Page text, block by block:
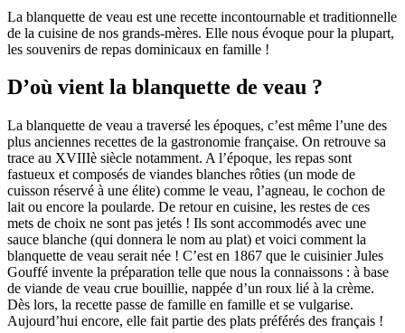
La blanquette de veau est une recette incontournable et traditionnelle
de la cuisine de nos grands-mères. Elle nous évoque pour la plupart,
les souvenirs de repas dominicaux en famille !
D’où vient la blanquette de veau ?
La blanquette de veau a traversé les époques, c’est même l’une des
plus anciennes recettes de la gastronomie française. On retrouve sa
trace au XVIIIè siècle notamment. A l’époque, les repas sont
fastueux et composés de viandes blanches rôties (un mode de
cuisson réservé à une élite) comme le veau, l’agneau, le cochon de
lait ou encore la poularde. De retour en cuisine, les restes de ces
mets de choix ne sont pas jetés ! Ils sont accommodés avec une
sauce blanche (qui donnera le nom au plat) et voici comment la
blanquette de veau serait née ! C’est en 1867 que le cuisinier Jules
Gouffé invente la préparation telle que nous la connaissons : à base
de viande de veau crue bouillie, nappée d’un roux lié à la crème.
Dès lors, la recette passe de famille en famille et se vulgarise.
Aujourd’hui encore, elle fait partie des plats préférés des français !